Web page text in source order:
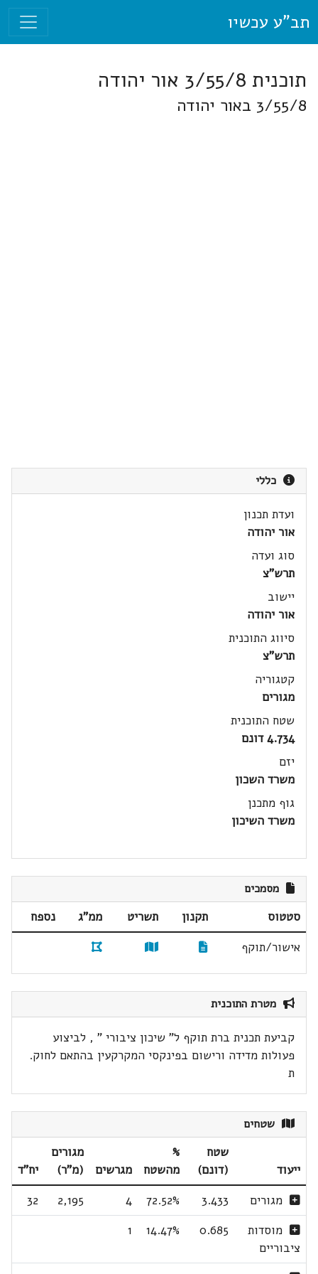
תב"ע עכשיו
תוכנית 3/55/8 אור יהודה
3/55/8 באור יהודה
כללי
ועדת תכנון
אור יהודה
סוג ועדה
תרש"צ
יישוב
אור יהודה
סיווג התוכנית
תרש"צ
קטגוריה
מגורים
שטח התוכנית
4.734 דונם
יזם
משרד השכון
גוף מתכנן
משרד השיכון
מסמכים
סטטוס תקנון תשריט ממ"ג
נספח
אישור/תוקף
מטרת התוכנית
קביעת תכנית ברת תוקף ל" שיכון ציבורי " , לביצוע
פעולות מדידה ורישום בפינקסי המקרקעין בהתאם לחוק.
ת
שטחים
ייעוד
שטח
(דונם)
%
מהשטח
מגרשים
מגורים
(מ"ר)
יח"ד
מגורים
3.433
72.52%
4
2,195
32
מוסדות
ציבוריים
0.685
14.47%
1